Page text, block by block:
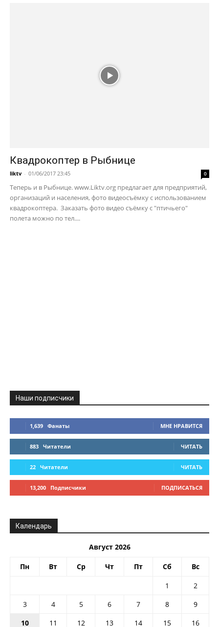
Квадрокоптер в Рыбнице
liktv - 01/06/2017 23:45 0
Теперь и в Рыбнице. www.Liktv.org предлагает для предприятий,
организаций и населения, фото видеосъёмку с использованием
квадрокоптера. Заказать фото видео съёмку с "птичьего"
полета можно по тел....
Наши подписчики
1,639 Фанаты МНЕ НРАВИТСЯ
883 Читатели ЧИТАТЬ
22 Читатели ЧИТАТЬ
13,200 Подписчики ПОДПИСАТЬСЯ
Календарь
Август 2026
Пн Вт Ср Чт Пт Сб Вс
1
2
3
4 5 6 7 8
9
10
11 12 13 14 15 16